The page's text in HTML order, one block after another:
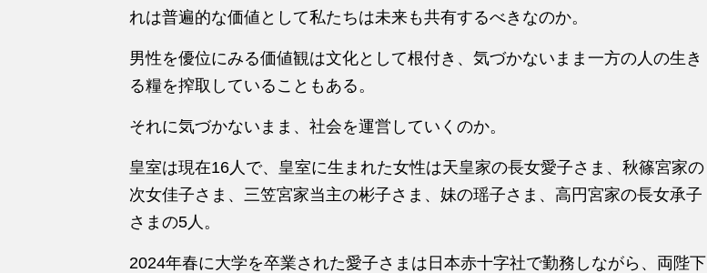
れは普遍的な価値として私たちは未来も共有するべきなのか。
男性を優位にみる価値観は文化として根付き、気づかないまま一方の人の生き
る糧を搾取していることもある。
それに気づかないまま、社会を運営していくのか。
皇室は現在16人で、皇室に生まれた女性は天皇家の長女愛子さま、秋篠宮家の
次女佳子さま、三笠宮家当主の彬子さま、妹の瑶子さま、高円宮家の長女承子
さまの5人。
2024年春に大学を卒業された愛子さまは日本赤十字社で勤務しながら、両陛下